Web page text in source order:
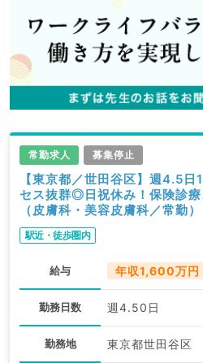
常勤求人 募集停止
【東京都／世田谷区】週4.5
セス抜群◎日祝休み！保険診
（皮膚科・美容皮膚科／常勤）
駅近・徒歩圏内
給与 年収1,600万円
勤務日数 週4.50日
勤務地 東京都世田谷区